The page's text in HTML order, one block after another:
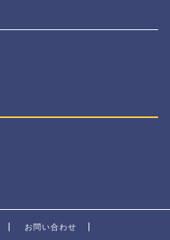
お問い合わせ